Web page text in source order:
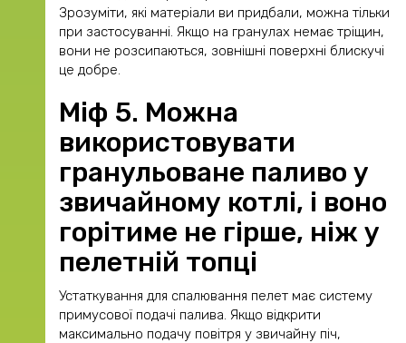
Зрозуміти, які матеріали ви придбали, можна тільки
при застосуванні. Якщо на гранулах немає тріщин,
вони не розсипаються, зовнішні поверхні блискучі
це добре.
Міф 5. Можна
використовувати
гранульоване паливо у
звичайному котлі, і воно
горітиме не гірше, ніж у
пелетній топці
Устаткування для спалювання пелет має систему
примусової подачі палива. Якщо відкрити
максимально подачу повітря у звичайну піч,